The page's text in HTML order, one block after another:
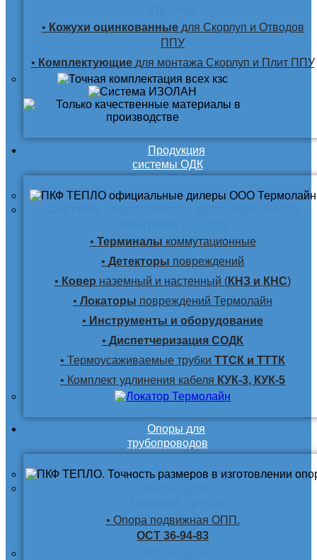
• Кожухи оцинкованные для Скорлуп и Отводов
ППУ
• Комплектующие для монтажа Скорлуп и Плит ППУ
Продукция
системы ОДК
• Терминалы коммутационные
• Детекторы повреждений
• Ковер наземный и настенный (КНЗ и КНС)
• Локаторы повреждений Термолайн
• Инструменты и оборудование
• Диспетчеризация СОДК
• Термоусаживаемые трубки ТТСК и ТТТК
• Комплект удлинения кабеля КУК-3, КУК-5
Опоры для
трубопроводов
• Опора подвижная ОПП.
ОСТ 36-94-83